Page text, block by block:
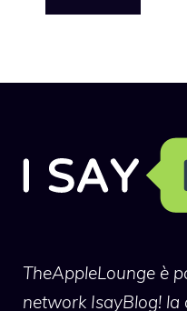
TheAppleLounge è
network IsayBlog! la